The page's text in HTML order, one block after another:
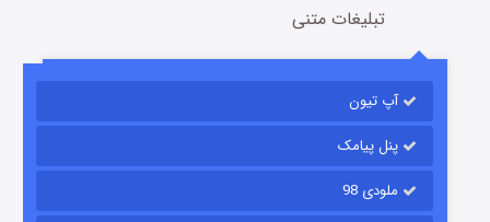
تبلیغات متنی
آپ تیون
پنل پیامک
ملودی 98